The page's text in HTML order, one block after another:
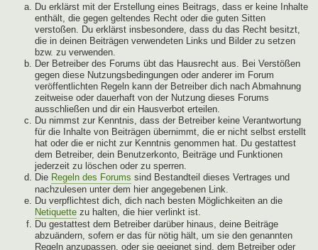
Du erklärst mit der Erstellung eines Beitrags, dass er keine Inhalte
enthält, die gegen geltendes Recht oder die guten Sitten
verstoßen. Du erklärst insbesondere, dass du das Recht besitzt,
die in deinen Beiträgen verwendeten Links und Bilder zu setzen
bzw. zu verwenden.
Der Betreiber des Forums übt das Hausrecht aus. Bei Verstößen
gegen diese Nutzungsbedingungen oder anderer im Forum
veröffentlichten Regeln kann der Betreiber dich nach Abmahnung
zeitweise oder dauerhaft von der Nutzung dieses Forums
ausschließen und dir ein Hausverbot erteilen.
Du nimmst zur Kenntnis, dass der Betreiber keine Verantwortung
für die Inhalte von Beiträgen übernimmt, die er nicht selbst erstellt
hat oder die er nicht zur Kenntnis genommen hat. Du gestattest
dem Betreiber, dein Benutzerkonto, Beiträge und Funktionen
jederzeit zu löschen oder zu sperren.
Die Regeln des Forums sind Bestandteil dieses Vertrages und
nachzulesen unter dem hier angegebenen Link.
Du verpflichtest dich, dich nach besten Möglichkeiten an die
Netiquette zu halten, die hier verlinkt ist.
Du gestattest dem Betreiber darüber hinaus, deine Beiträge
abzuändern, sofern er das für nötig hält, um sie den genannten
Regeln anzupassen, oder sie geeignet sind, dem Betreiber oder